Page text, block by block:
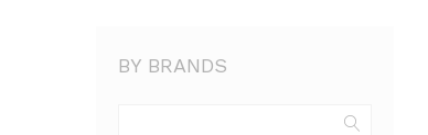
BY BRANDS